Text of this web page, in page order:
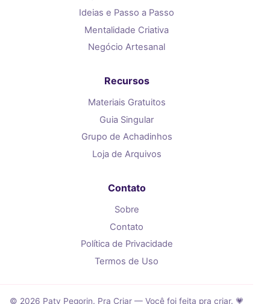
Ideias e Passo a Passo
Mentalidade Criativa
Negócio Artesanal
Recursos
Materiais Gratuitos
Guia Singular
Grupo de Achadinhos
Loja de Arquivos
Contato
Sobre
Contato
Política de Privacidade
Termos de Uso
© 2026 Paty Pegorin. Pra Criar — Você foi feita pra criar. 💗